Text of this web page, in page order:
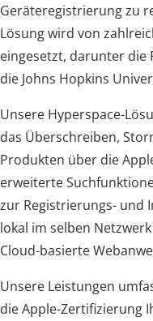
Geräteregistrierung zu
Lösung wird von
eingesetzt, darunter die
die Johns Hopkins
Unsere Hyperspace-
das Überschreiben,
Produkten über die
erweiterte
zur Registrierungs- und
lokal im selben
Cloud-basierte
Unsere Leistungen
die Apple-Zertifizierung